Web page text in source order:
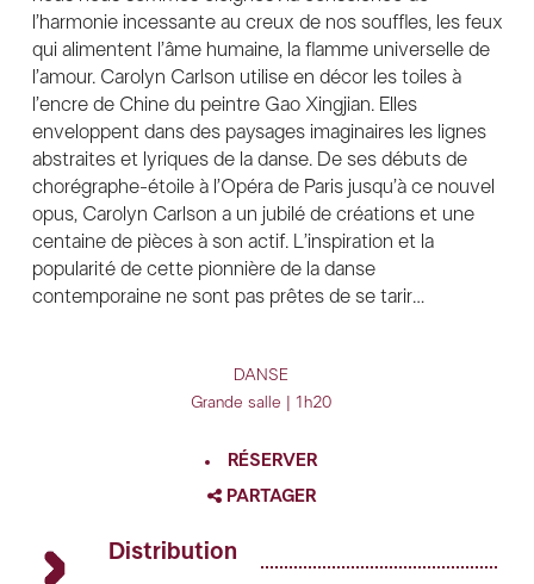
l’harmonie incessante au creux de nos souffles, les feux
qui alimentent l’âme humaine, la flamme universelle de
l’amour. Carolyn Carlson utilise en décor les toiles à
l’encre de Chine du peintre Gao Xingjian. Elles
enveloppent dans des paysages imaginaires les lignes
abstraites et lyriques de la danse. De ses débuts de
chorégraphe-étoile à l’Opéra de Paris jusqu’à ce nouvel
opus, Carolyn Carlson a un jubilé de créations et une
centaine de pièces à son actif. L’inspiration et la
popularité de cette pionnière de la danse
contemporaine ne sont pas prêtes de se tarir…
DANSE
Grande salle | 1h20
RÉSERVER
PARTAGER
Distribution